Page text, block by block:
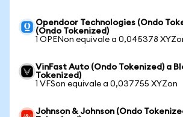
Opendoor Technologies (Ondo
(Ondo Tokenized)
1 OPENon equivale a 0,045378
VinFast Auto (Ondo Tokenized) a
Tokenized)
1 VFSon equivale a 0,037755 XYZon
Johnson & Johnson (Ondo